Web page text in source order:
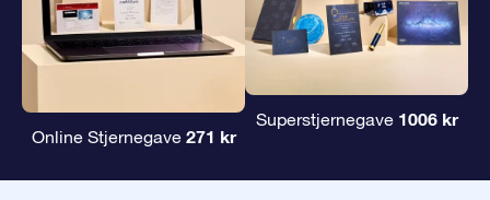
Online Stjernegave 271 kr
Superstjernegave 1006 kr